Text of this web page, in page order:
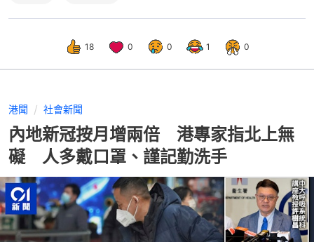
18 0 0 1 0
港聞 社會新聞
內地新冠按月增兩倍 港專家指北上無
礙 人多戴口罩、謹記勤洗手